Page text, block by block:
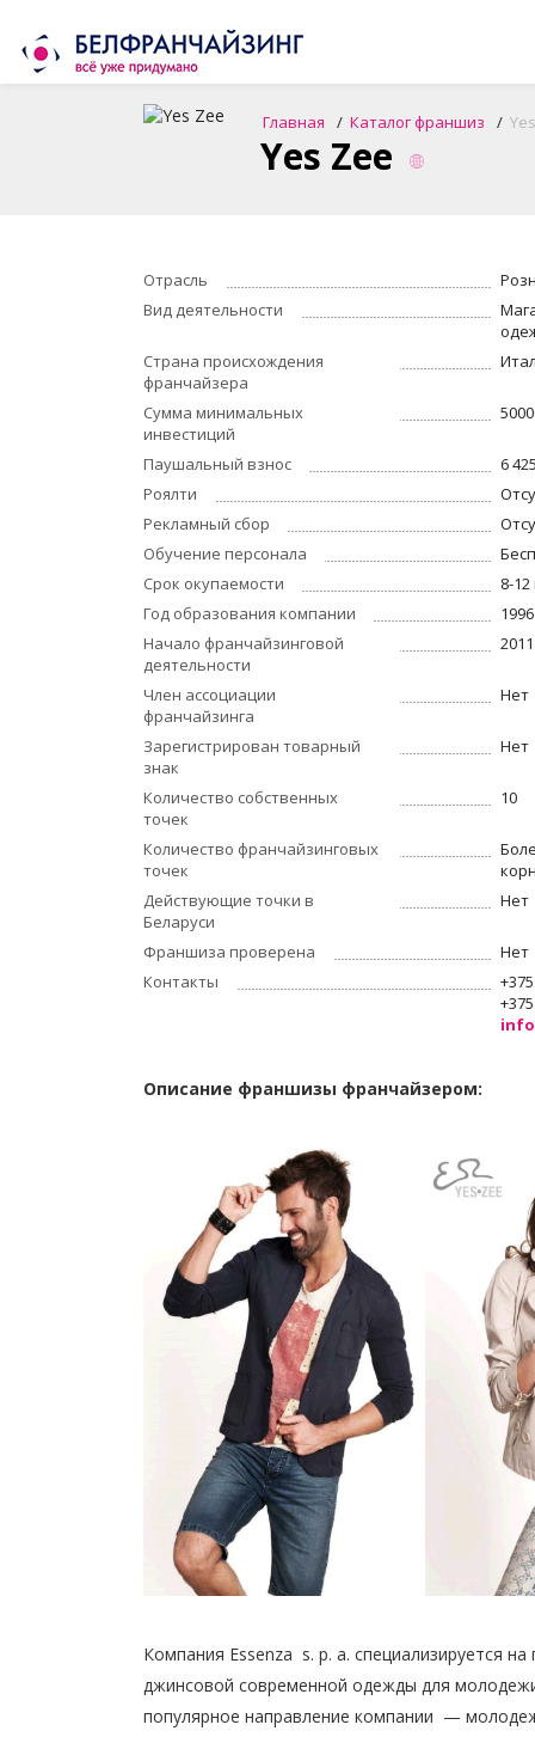
Главная Каталог франшиз
Yes Zee
Отрасль
Вид деятельности
Страна происхождения
франчайзера
Сумма минимальных
инвестиций
Паушальный взнос
6
Роялти
Рекламный сбор
Обучение персонала
Срок окупаемости
8-
Год образования компании
1996
Начало франчайзинговой
деятельности
2011
Член ассоциации
франчайзинга
Нет
Зарегистрирован товарный
знак
Нет
Количество собственных
точек
10
Количество франчайзинговых
точек
Действующие точки в
Беларуси
Нет
Франшиза проверена
Нет
Контакты
Описание франшизы франчайзером:
Компания Essenza s. p. a. специализируется на
джинсовой современной одежды для
популярное направление компании —